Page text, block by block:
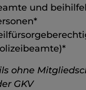
und
ohne
GKV